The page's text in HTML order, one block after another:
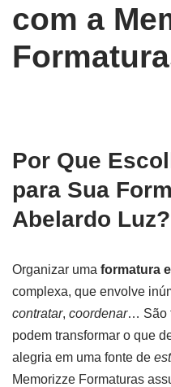
com a
Por Que
para Sua
Abelardo Luz?
Organizar uma formatura
complexa, que envolve
contratar, coordenar… São
podem transformar o que
alegria em uma fonte de
Memorizze Formaturas